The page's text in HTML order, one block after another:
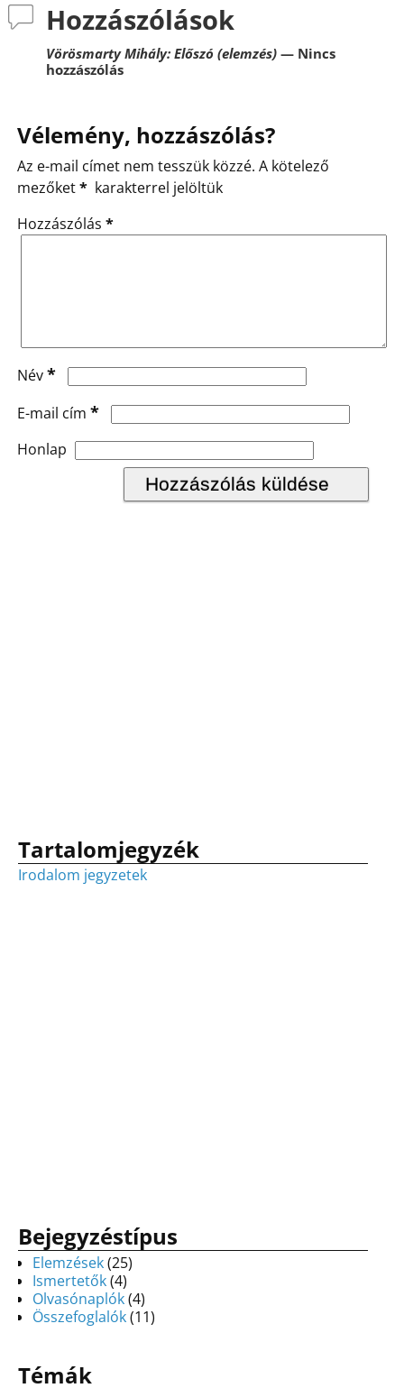
Hozzászólások
Vörösmarty Mihály: Előszó (elemzés)— Nincs
hozzászólás
Vélemény, hozzászólás?
Az e-mail címet nem tesszük közzé. A kötelező
mezőket* karakterrel jelöltük
Hozzászólás *
Név*
E-mail cím *
Honlap
Tartalomjegyzék
Irodalom jegyzetek
Bejegyzéstípus
Elemzések(25)
Ismertetők(4)
Olvasónaplók(4)
Összefoglalók(11)
Témák